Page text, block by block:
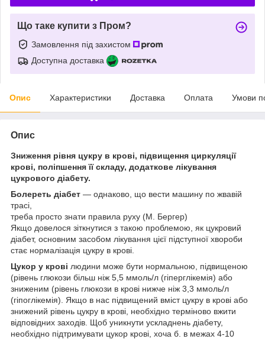
Що таке купити з Пром?
Замовлення під захистом
Доступна доставка
Опис Характеристики Доставка Оплата Умови
Опис
Зниження рівня цукру в крові, підвищення циркуляції
крові, поліпшення її складу, додаткове лікування
цукрового діабету.
Болереть діабет — однаково, що вести машину по жвавій
трасі,
треба просто знати правила руху (М. Бергер)
Якщо довелося зіткнутися з такою проблемою, як цукровий
діабет, основним засобом лікування цієї підступної хвороби
стає нормалізація цукру в крові.
Цукор у крові людини може бути нормальною, підвищеною
(рівень глюкози більш ніж 5,5 ммоль/л (гіперглікемія) або
зниженим (рівень глюкози в крові нижче ніж 3,3 ммоль/л
(гіпоглікемія). Якщо в нас підвищений вміст цукру в крові або
знижений рівень цукру в крові, необхідно терміново вжити
відповідних заходів. Щоб уникнути ускладнень діабету,
необхідно підтримувати цукор крові, хоча б. в межах 4-10